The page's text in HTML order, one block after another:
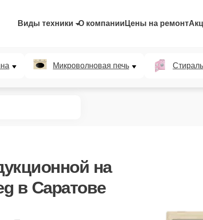
Виды техники О компании Цены на ремонт
Микроволновая печь
на
в Саратове